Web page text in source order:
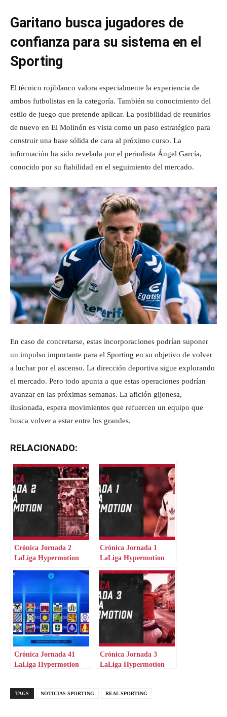
Garitano busca jugadores de
confianza para su sistema en el
Sporting
El técnico rojiblanco valora especialmente la experiencia de
ambos futbolistas en la categoría. También su conocimiento del
estilo de juego que pretende aplicar. La posibilidad de reunirlos
de nuevo en El Molinón es vista como un paso estratégico para
construir una base sólida de cara al próximo curso. La
información ha sido revelada por el periodista Ángel García,
conocido por su fiabilidad en el seguimiento del mercado.
En caso de concretarse, estas incorporaciones podrían suponer
un impulso importante para el Sporting en su objetivo de volver
a luchar por el ascenso. La dirección deportiva sigue explorando
el mercado. Pero todo apunta a que estas operaciones podrían
avanzar en las próximas semanas. La afición gijonesa,
ilusionada, espera movimientos que refuercen un equipo que
busca volver a estar entre los grandes.
RELACIONADO:
Crónica Jornada 2
LaLiga Hypermotion
Crónica Jornada 1
LaLiga Hypermotion
Crónica Jornada 41
LaLiga Hypermotion
Crónica Jornada 3
LaLiga Hypermotion
TAGS NOTICIAS SPORTING REAL SPORTING